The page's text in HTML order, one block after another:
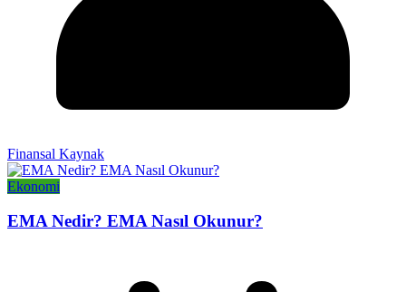
Finansal Kaynak
Ekonomi
EMA Nedir? EMA Nasıl Okunur?